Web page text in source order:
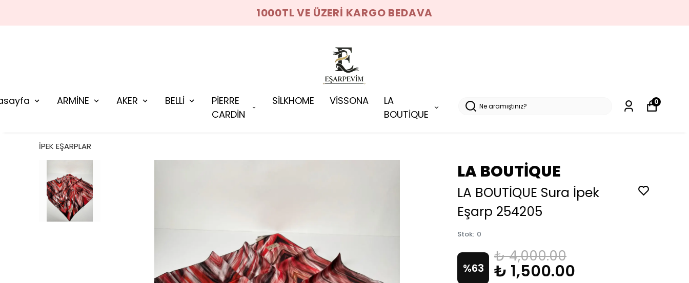
1000TL VE ÜZERİ KARGO BEDAVA
ARMİNE AKER BELLİ
PİERRE
CARDİN
SİLKHOME VİSSONA
LA
BOUTİQUE
0
İPEK EŞARPLAR
LA BOUTİQUE
LA BOUTİQUE Sura İpek
Eşarp 254205
Stok: 0
%63
₺ 4,000.00
₺ 1,500.00